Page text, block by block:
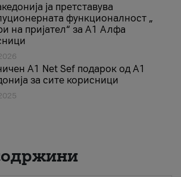
ја претставува
функционалност „
на пријател“ за А1 Алфа
A1 Net Sеf подарок од А1
за сите корисници